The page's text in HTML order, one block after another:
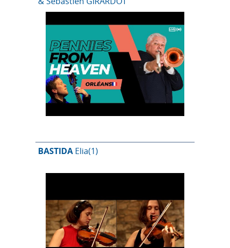
BASTIDA Elia(1)